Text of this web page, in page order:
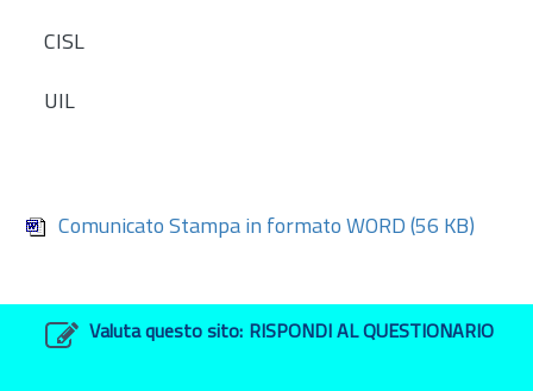
CISL
UIL
Comunicato Stampa in formato WORD (56 KB)
Valuta questo sito: RISPONDI AL QUESTIONARIO